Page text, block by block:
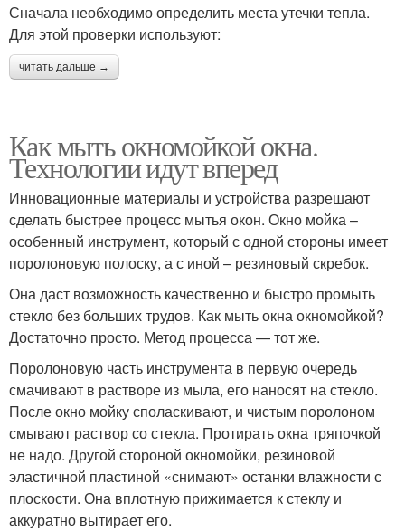
Сначала необходимо определить места утечки тепла.
Для этой проверки используют:
читать дальше →
Как мыть окномойкой окна.
Технологии идут вперед
Инновационные материалы и устройства разрешают
сделать быстрее процесс мытья окон. Окно мойка –
особенный инструмент, который с одной стороны имеет
поролоновую полоску, а с иной – резиновый скребок.
Она даст возможность качественно и быстро промыть
стекло без больших трудов. Как мыть окна окномойкой?
Достаточно просто. Метод процесса — тот же.
Поролоновую часть инструмента в первую очередь
смачивают в растворе из мыла, его наносят на стекло.
После окно мойку споласкивают, и чистым поролоном
смывают раствор со стекла. Протирать окна тряпочкой
не надо. Другой стороной окномойки, резиновой
эластичной пластиной «снимают» останки влажности с
плоскости. Она вплотную прижимается к стеклу и
аккуратно вытирает его.